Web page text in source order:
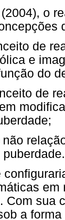
o
de
e
do
de
Com sua
a